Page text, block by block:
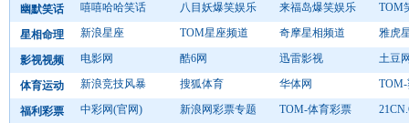
幽默笑话 嘻嘻哈哈笑话 八目妖爆笑娱乐 来福岛爆笑娱乐 TOM
星相命理 新浪星座 TOM星座频道 奇摩星相频道 雅虎
影视视频 电影网 酷6网 迅雷影视 土豆
体育运动 新浪竞技风暴 搜狐体育 华体网
福利彩票 中彩网(官网) 新浪网彩票专题 TOM-体育彩票